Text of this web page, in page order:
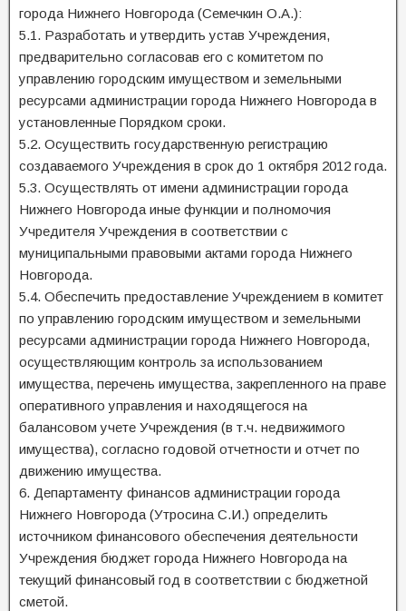
города Нижнего Новгорода (Семечкин О.А.):
5.1. Разработать и утвердить устав Учреждения,
предварительно согласовав его с комитетом по
управлению городским имуществом и земельными
ресурсами администрации города Нижнего Новгорода в
установленные Порядком сроки.
5.2. Осуществить государственную регистрацию
создаваемого Учреждения в срок до 1 октября 2012 года.
5.3. Осуществлять от имени администрации города
Нижнего Новгорода иные функции и полномочия
Учредителя Учреждения в соответствии с
муниципальными правовыми актами города Нижнего
Новгорода.
5.4. Обеспечить предоставление Учреждением в комитет
по управлению городским имуществом и земельными
ресурсами администрации города Нижнего Новгорода,
осуществляющим контроль за использованием
имущества, перечень имущества, закрепленного на праве
оперативного управления и находящегося на
балансовом учете Учреждения (в т.ч. недвижимого
имущества), согласно годовой отчетности и отчет по
движению имущества.
6. Департаменту финансов администрации города
Нижнего Новгорода (Утросина С.И.) определить
источником финансового обеспечения деятельности
Учреждения бюджет города Нижнего Новгорода на
текущий финансовый год в соответствии с бюджетной
сметой.